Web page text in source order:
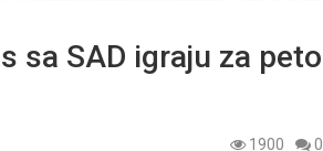
sa SAD igraju za peto
1900 0